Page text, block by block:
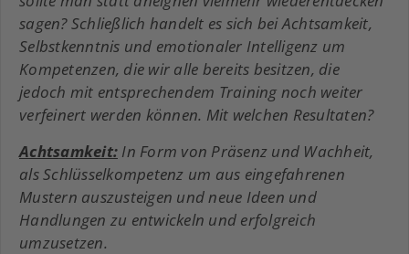
sagen? Schließlich handelt es sich bei Achtsamkeit,
Selbstkenntnis und emotionaler Intelligenz um
Kompetenzen, die wir alle bereits besitzen, die
jedoch mit entsprechendem Training noch weiter
verfeinert werden können. Mit welchen Resultaten?
Achtsamkeit: In Form von Präsenz und Wachheit,
als Schlüsselkompetenz um aus eingefahrenen
Mustern auszusteigen und neue Ideen und
Handlungen zu entwickeln und erfolgreich
umzusetzen.